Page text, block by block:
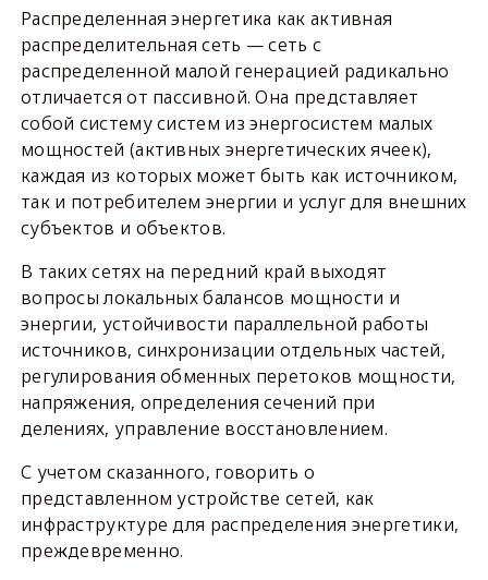
Распределенная энергетика как активная
распределительная сеть — сеть с
распределенной малой генерацией радикально
отличается от пассивной. Она представляет
собой систему систем из энергосистем малых
мощностей (активных энергетических ячеек),
каждая из которых может быть как источником,
так и потребителем энергии и услуг для внешних
субъектов и объектов.
В таких сетях на передний край выходят
вопросы локальных балансов мощности и
энергии, устойчивости параллельной работы
источников, синхронизации отдельных частей,
регулирования обменных перетоков мощности,
напряжения, определения сечений при
делениях, управление восстановлением.
С учетом сказанного, говорить о
представленном устройстве сетей, как
инфраструктуре для распределения энергетики,
преждевременно.